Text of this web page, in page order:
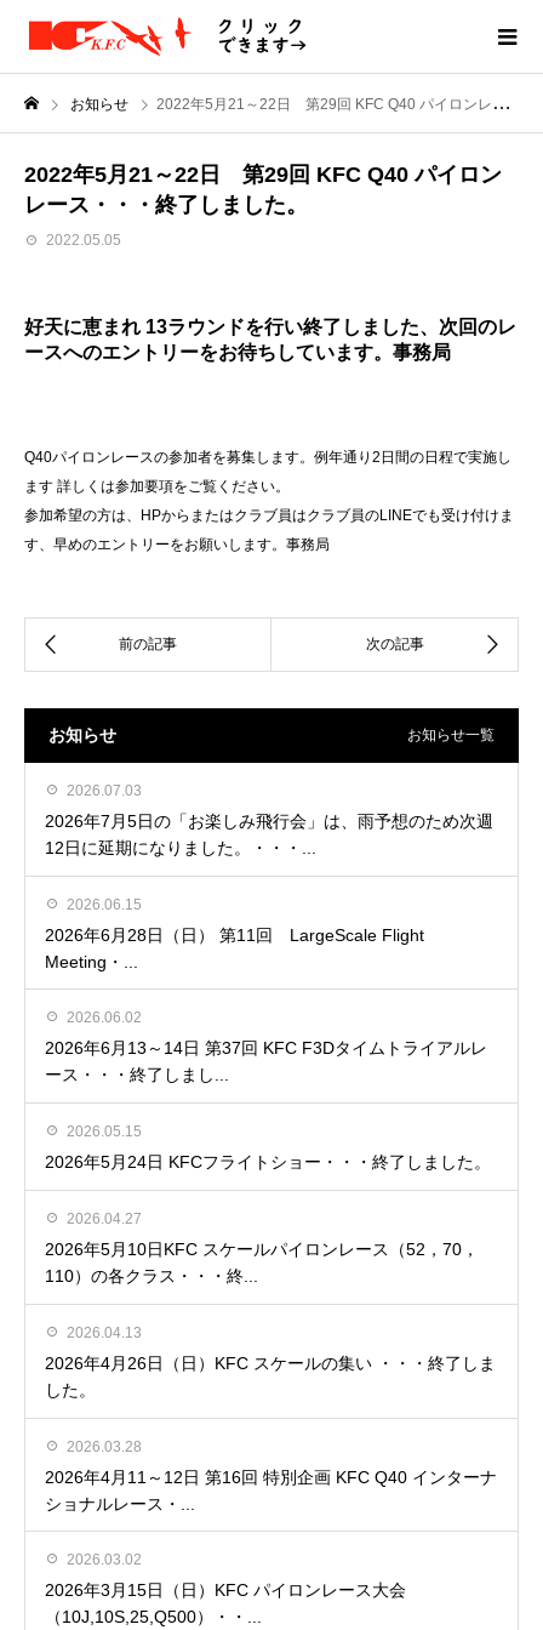
お知らせ 2022年5月21～22日 第29回 KFC Q40 パイロンレース・・・終了しました。
2022年5月21～22日 第29回 KFC Q40 パイロン
レース・・・終了しました。
2022.05.05
好天に恵まれ 13ラウンドを行い終了しました、次回のレ
ースへのエントリーをお待ちしています。事務局
Q40パイロンレースの参加者を募集します。例年通り2日間の日程で実施し
ます 詳しくは参加要項をご覧ください。
参加希望の方は、HPからまたはクラブ員はクラブ員のLINEでも受け付けま
す、早めのエントリーをお願いします。事務局
お知らせ お知らせ一覧
2026.07.03
2026年7月5日の「お楽しみ飛行会」は、雨予想のため次週
12日に延期になりました。・・・...
2026.06.15
2026年6月28日（日） 第11回 LargeScale Flight
Meeting・...
2026.06.02
2026年6月13～14日 第37回 KFC F3Dタイムトライアルレ
ース・・・終了しまし...
2026.05.15
2026年5月24日 KFCフライトショー・・・終了しました。
2026.04.27
2026年5月10日KFC スケールパイロンレース（52，70，
110）の各クラス・・・終...
2026.04.13
2026年4月26日（日）KFC スケールの集い ・・・終了しま
した。
2026.03.28
2026年4月11～12日 第16回 特別企画 KFC Q40 インターナ
ショナルレース・...
2026.03.02
2026年3月15日（日）KFC パイロンレース大会
（10J,10S,25,Q500）・・...